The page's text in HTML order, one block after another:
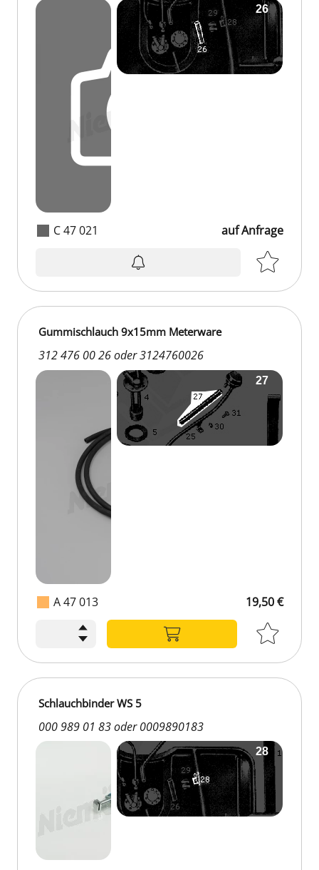
C 47 021 auf Anfrage
A 47 013
Gummischlauch 9x15mm Meterware
312 476 00 26 oder 3124760026
19,50 €
Schlauchbinder WS 5
000 989 01 83 oder 0009890183